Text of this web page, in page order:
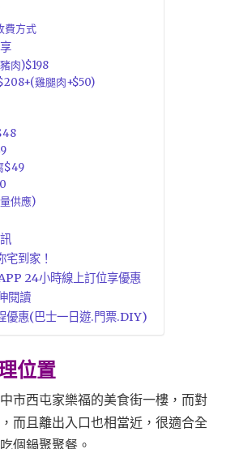
費方式
肉)$198
雞腿肉+$50)
$49
供應)
宅到家！
24小時線上訂位享優惠
閱讀
優惠(巴士一日遊.門票.DIY)
位置
市西屯家樂福的美食街一樓，而對
而且離出入口也相當近，很適合全
個鍋聚聚餐。